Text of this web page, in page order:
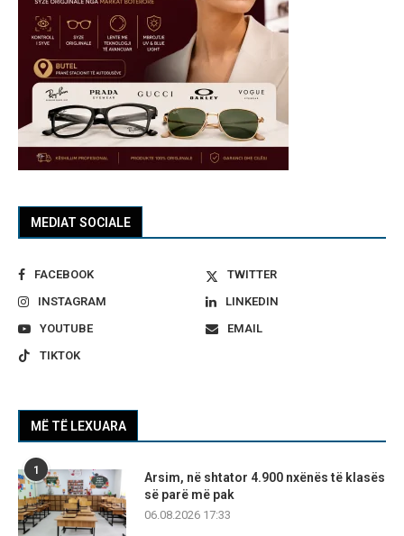
MEDIAT SOCIALE
FACEBOOK
TWITTER
INSTAGRAM
LINKEDIN
YOUTUBE
EMAIL
TIKTOK
MË TË LEXUARA
1
Arsim, në shtator 4.900 nxënës të klasës
së parë më pak
06.08.2026 17:33